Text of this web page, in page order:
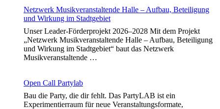
Netzwerk Musikveranstaltende Halle – Aufbau, Beteiligung
und Wirkung im Stadtgebiet
Unser Leader-Förderprojekt 2026–2028 Mit dem Projekt
„Netzwerk Musikveranstaltende Halle – Aufbau, Beteiligung
und Wirkung im Stadtgebiet“ baut das Netzwerk
Musikveranstaltende …
Open Call Partylab
Bau die Party, die dir fehlt. Das PartyLAB ist ein
Experimentierraum für neue Veranstaltungsformate,